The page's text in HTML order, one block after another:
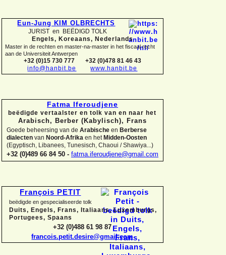
Eun-Jung KIM OLBRECHTS
JURIST en BEËDIGD TOLK
Engels, Koreaans, Nederlands
Master in de rechten en master-na-master in het fiscaal recht
aan de Universiteit Antwerpen
+32 (0)15 730 777
+32 (0)478 81 46 43
info@hanbit.be
www.hanbit.be
Fatma Iferoudjene
beëdigde vertaalster en tolk van en naar het
Arabisch, Berber (Kabylisch), Frans
Goede beheersing van de Arabische en Berberse
dialecten van Noord-Afrika en hetMidden-Oosten
(Egyptisch, Libanees, Tunesisch, Chaoui / Shawiya...)
+32 (0)489 66 84 50 - fatma.iferoudjene@gmail.com
François PETIT
beëdigde en gespecialiseerde tolk
Duits, Engels, Frans, Italiaans, Luxemburgs,
Portugees, Spaans
+32 (0)488 61 98 87
francois.petit.desire@gmail.com